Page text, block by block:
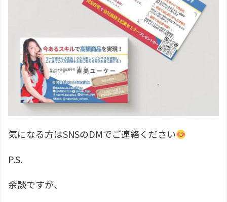
気になる方はSNSのDMでご連絡ください
P.S.
余談ですが、